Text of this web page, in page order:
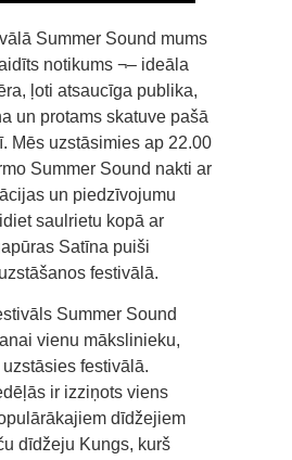
Summer Sound mums
notikums ¬– ideāla
ļoti atsaucīga publika,
un protams skatuve pašā
Mēs uzstāsimies ap 22.00
Summer Sound nakti ar
un piedzīvojumu
saulrietu kopā ar
Satīna puiši
festivālā.
Summer Sound
vienu mākslinieku,
festivālā.
ir izziņots viens
dīdžejiem
dīdžeju Kungs, kurš